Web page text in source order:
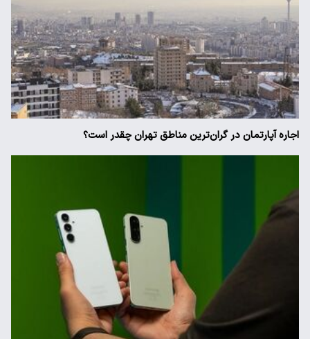
اجاره آپارتمان در گران‌ترین مناطق تهران چقدر است؟